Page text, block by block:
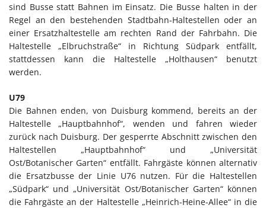
sind Busse statt Bahnen im Einsatz. Die Busse halten in der
Regel an den bestehenden Stadtbahn-Haltestellen oder an
einer Ersatzhaltestelle am rechten Rand der Fahrbahn. Die
Haltestelle „Elbruchstraße“ in Richtung Südpark entfällt,
stattdessen kann die Haltestelle „Holthausen“ benutzt
werden.
U79
Die Bahnen enden, von Duisburg kommend, bereits an der
Haltestelle „Hauptbahnhof“, wenden und fahren wieder
zurück nach Duisburg. Der gesperrte Abschnitt zwischen den
Haltestellen „Hauptbahnhof“ und „Universität
Ost/Botanischer Garten“ entfällt. Fahrgäste können alternativ
die Ersatzbusse der Linie U76 nutzen. Für die Haltestellen
„Südpark“ und „Universität Ost/Botanischer Garten“ können
die Fahrgäste an der Haltestelle „Heinrich-Heine-Allee“ in die